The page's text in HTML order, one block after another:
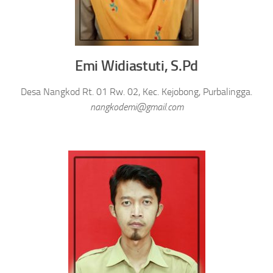
Emi Widiastuti, S.Pd
Desa Nangkod Rt. 01 Rw. 02, Kec. Kejobong, Purbalingga.
nangkodemi@gmail.com